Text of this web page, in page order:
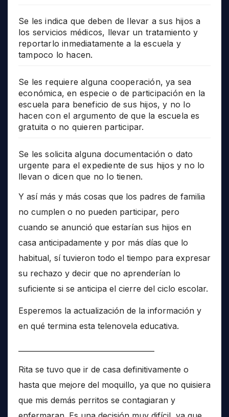
Se les indica que deben de llevar a sus hijos a
los servicios médicos, llevar un tratamiento y
reportarlo inmediatamente a la escuela y
tampoco lo hacen.
Se les requiere alguna cooperación, ya sea
económica, en especie o de participación en la
escuela para beneficio de sus hijos, y no lo
hacen con el argumento de que la escuela es
gratuita o no quieren participar.
Se les solicita alguna documentación o dato
urgente para el expediente de sus hijos y no lo
llevan o dicen que no lo tienen.
Y así más y más cosas que los padres de familia
no cumplen o no pueden participar, pero
cuando se anunció que estarían sus hijos en
casa anticipadamente y por más días que lo
habitual, sí tuvieron todo el tiempo para expresar
su rechazo y decir que no aprenderían lo
suficiente si se anticipa el cierre del ciclo escolar.
Esperemos la actualización de la información y
en qué termina esta telenovela educativa.
Rita se tuvo que ir de casa definitivamente o
hasta que mejore del moquillo, ya que no quisiera
que mis demás perritos se contagiaran y